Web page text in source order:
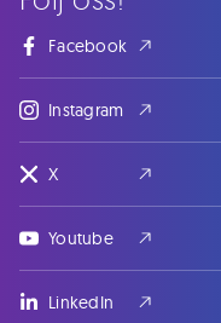
Facebook
Instagram
X
Youtube
LinkedIn